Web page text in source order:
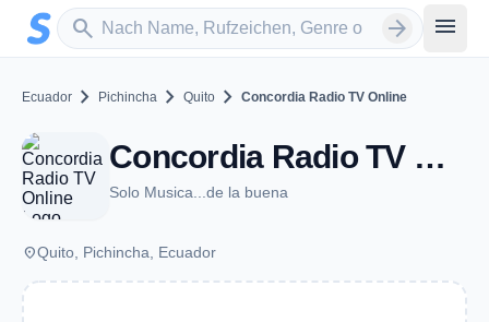
Zum Hauptinhalt springen
search
Sender suchen arrow_forward menu
Ecuador chevron_right Pichincha chevron_right Quito chevron_right Concordia Radio TV Online
Concordia Radio TV Online - Quito
Solo Musica...de la buena
placeQuito, Pichincha, Ecuador